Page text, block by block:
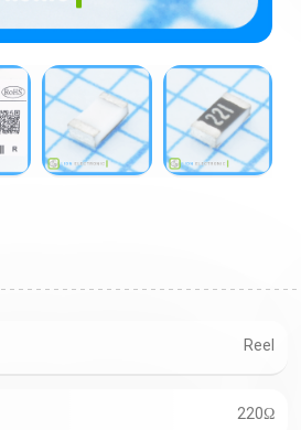
Reel
220Ω